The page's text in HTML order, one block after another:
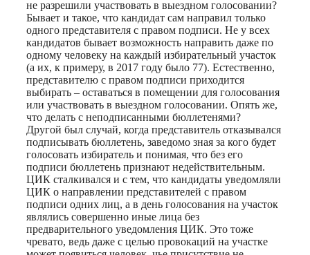
не разрешили участвовать в выездном голосовании?
Бывает и такое, что кандидат сам направил только
одного представителя с правом подписи. Не у всех
кандидатов бывает возможность направить даже по
одному человеку на каждый избирательный участок
(а их, к примеру, в 2017 году было 77). Естественно,
представителю с правом подписи приходится
выбирать – оставаться в помещении для голосования
или участвовать в выездном голосовании. Опять же,
что делать с неподписанными бюллетенями?
Другой был случай, когда представитель отказывался
подписывать бюллетень, заведомо зная за кого будет
голосовать избиратель и понимая, что без его
подписи бюллетень признают недействительным.
ЦИК сталкивался и с тем, что кандидаты уведомляли
ЦИК о направлении представителей с правом
подписи одних лиц, а в день голосования на участок
являлись совершенно иные лица без
предварительного уведомления ЦИК. Это тоже
чревато, ведь даже с целью провокаций на участке